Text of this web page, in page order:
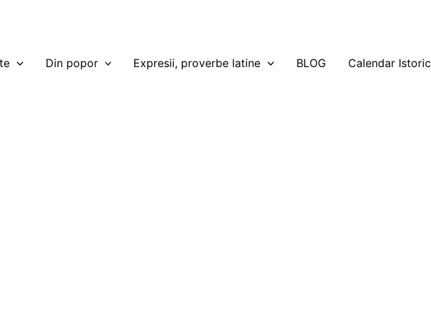
Din popor Expresii, proverbe latine BLOG Calendar Istoric